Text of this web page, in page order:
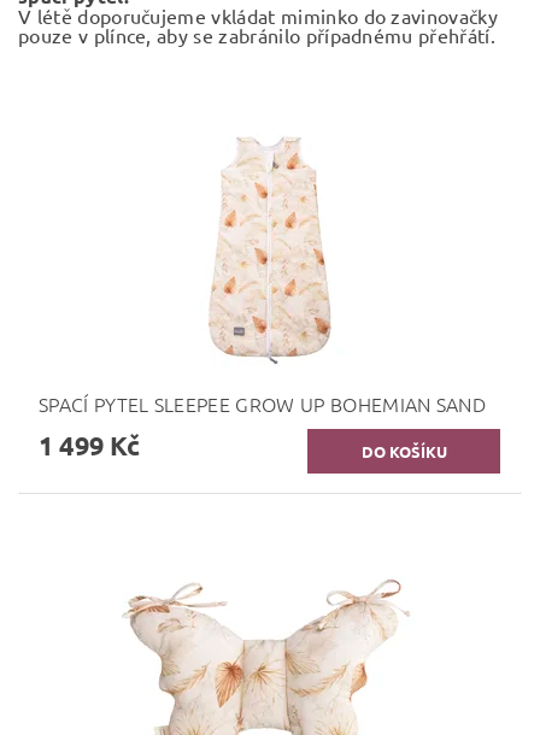
V létě doporučujeme vkládat miminko do zavinovačky
pouze v plínce, aby se zabránilo případnému přehřátí.
SPACÍ PYTEL SLEEPEE GROW UP BOHEMIAN SAND
1 499 Kč